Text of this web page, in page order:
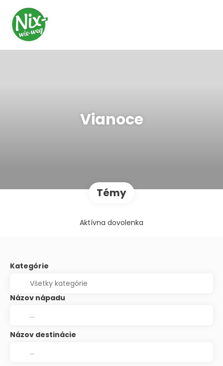
Vianoce
Témy
Aktívna dovolenka
Kategórie
Názov nápadu
Názov destinácie